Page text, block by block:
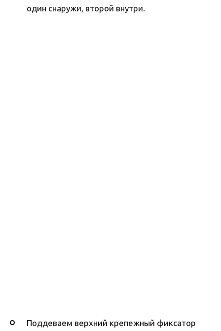
один снаружи, второй внутри.
Поддеваем верхний крепежный фиксатор